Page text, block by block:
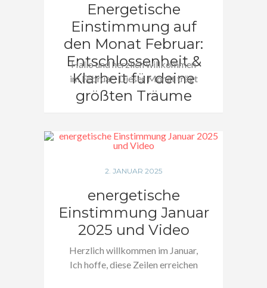
Energetische
Einstimmung auf
den Monat Februar:
Entschlossenheit &
Klarheit für deine
größten Träume
Hallo und herzlich willkommen
im Februar! Dieser Monat trägt
die Energie von…
2. JANUAR 2025
energetische
Einstimmung Januar
2025 und Video
Herzlich willkommen im Januar,
Ich hoffe, diese Zeilen erreichen